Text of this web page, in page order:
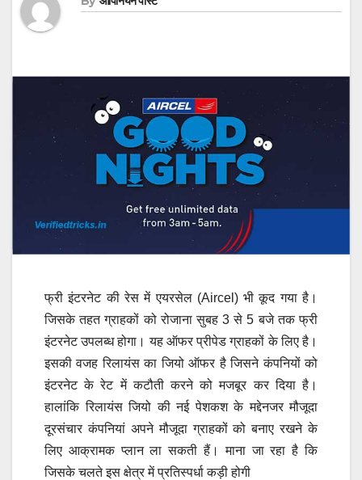
फ्री इंटरनेट की रेस में एयरसेल (Aircel) भी कूद गया है।
जिसके तहत ग्राहकों को रोजाना सुबह 3 से 5 बजे तक फ्री
इंटरनेट उपलब्ध होगा। यह ऑफर प्रीपेड ग्राहकों के लिए है।
इसकी वजह रिलायंस का जियो ऑफर है जिसने कंपनियों को
इंटरनेट के रेट में कटौती करने को मजबूर कर दिया है।
हालांकि रिलायंस जियो की नई पेशकश के मद्देनजर मौजूदा
दूरसंचार कंपनियां अपने मौजूदा ग्राहकों को बनाए रखने के
लिए आक्रामक प्लान ला सकती हैं। माना जा रहा है कि
जिसके चलते इस क्षेत्र में प्रतिस्पर्धा कड़ी होगी